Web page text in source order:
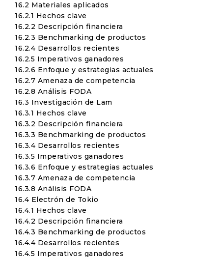
16.2 Materiales aplicados
16.2.1 Hechos clave
16.2.2 Descripción financiera
16.2.3 Benchmarking de productos
16.2.4 Desarrollos recientes
16.2.5 Imperativos ganadores
16.2.6 Enfoque y estrategias actuales
16.2.7 Amenaza de competencia
16.2.8 Análisis FODA
16.3 Investigación de Lam
16.3.1 Hechos clave
16.3.2 Descripción financiera
16.3.3 Benchmarking de productos
16.3.4 Desarrollos recientes
16.3.5 Imperativos ganadores
16.3.6 Enfoque y estrategias actuales
16.3.7 Amenaza de competencia
16.3.8 Análisis FODA
16.4 Electrón de Tokio
16.4.1 Hechos clave
16.4.2 Descripción financiera
16.4.3 Benchmarking de productos
16.4.4 Desarrollos recientes
16.4.5 Imperativos ganadores